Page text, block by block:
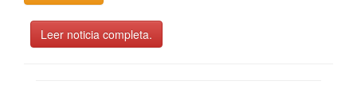
Leer noticia completa.